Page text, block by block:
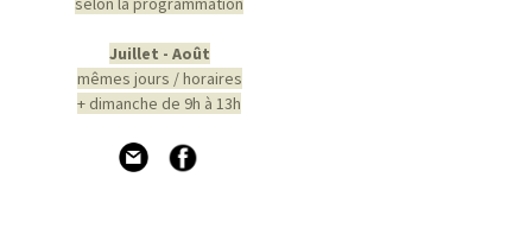
Juillet - Août
mêmes jours / horaires
+ dimanche de 9h à 13h